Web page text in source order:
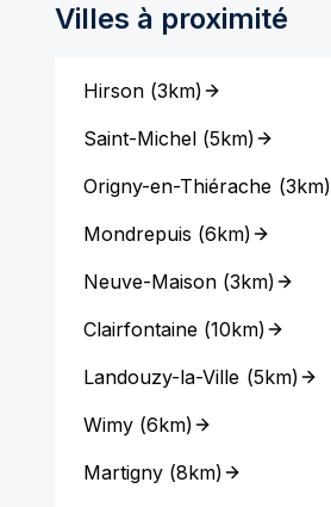
Villes à proximité
Hirson(3km)
Saint-Michel(5km)
Origny-en-Thiérache (3km)
Mondrepuis (6km)
Neuve-Maison(3km)
Clairfontaine(10km)
Landouzy-la-Ville (5km)
Wimy(6km)
Martigny(8km)